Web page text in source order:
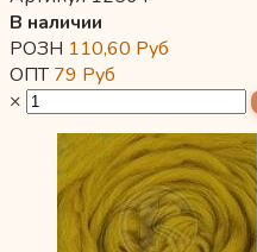
В наличии
РОЗН 110,60 Руб
ОПТ79 Руб
×